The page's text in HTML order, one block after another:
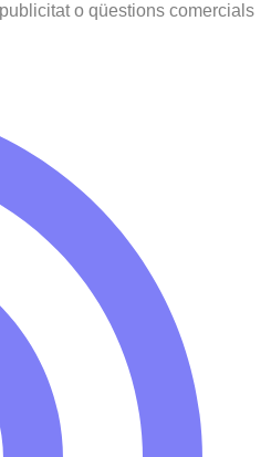
o qüestions comercials